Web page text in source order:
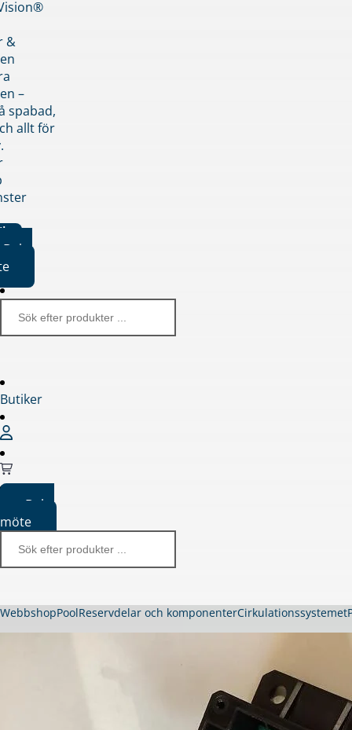
&
–
spabad,
allt för
Boka
Butiker
Boka
möte
WebbshopPoolReservdelar och komponenterCirkulationssystemet